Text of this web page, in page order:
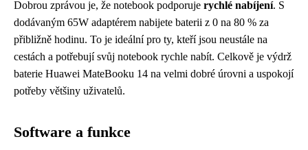
Dobrou zprávou je, že notebook podporuje rychlé nabíjení. S
dodávaným 65W adaptérem nabijete baterii z 0 na 80 % za
přibližně hodinu. To je ideální pro ty, kteří jsou neustále na
cestách a potřebují svůj notebook rychle nabít. Celkově je výdrž
baterie Huawei MateBooku 14 na velmi dobré úrovni a uspokojí
potřeby většiny uživatelů.
Software a funkce